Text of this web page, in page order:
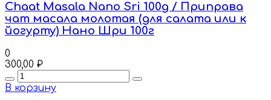
Chaаt Masala Nano Sri 100g / Приправа
чат масала молотая (для салата или к
йогурту) Нано Шри 100г
0
300,00 ₽
Quantity
В корзину